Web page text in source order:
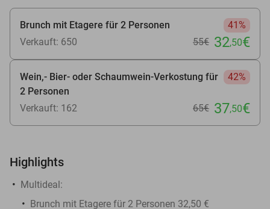
Brunch mit Etagere für 2 Personen
41%
Verkauft: 650
55€ 32,50€
Wein,- Bier- oder Schaumwein-Verkostung für
2 Personen
42%
Verkauft: 162 65€ 37,50€
Highlights
Multideal:
​Brunch mit Etagere für 2 Personen 32,50 €